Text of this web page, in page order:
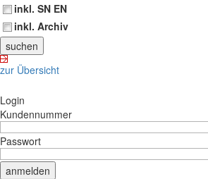
inkl. SN EN
inkl. Archiv
zur Übersicht
Login
Kundennummer
Passwort